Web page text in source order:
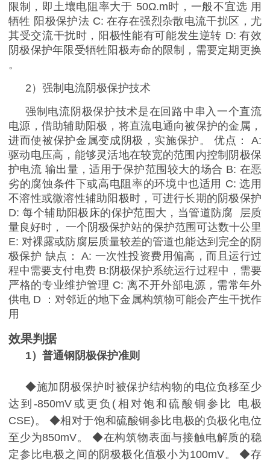
限制，即土壤电阻率大于 50Ω.m时，一般不宜选 用
牺牲 阳极保护法 C: 在存在强烈杂散电流干扰区，尤
其受交流干扰时，阳极性能有可能发生逆转 D:有效
阴极保护年限受牺牲阳极寿命的限制，需要定期更换
。
2 ）强制电流阴极保护技术
强制电流阴极保护技术是在回路中串入一个直流
电源，借助辅助阳极 ，将直流电通向被保护的金属，
进而使被保护金属变成阴极，实施保护。
优点：
A:
驱动电压高，能够灵活地在较宽的范围内控制阴极保
护电流 输出量，适用于保护范围较大的场合 B: 在恶
劣的腐蚀条件下或高电阻率的环境中也适用 C:选用
不溶性或微溶性辅助阳极时，可进行长期的阴极保护
D:每个辅助阳极床的保护范围大，当管道防腐
层质
量良好时，
一个阴极保护站的保护范围可达数十公里
E:对裸露或防腐层质量较差的管道也能达到完全的阴
极保护 缺点：A: 一次性投资费用偏高，而且运行过
程中需要支付电费 B:阴极保护系统运行过程中，需要
严格的专业维护管理 C:离不开外部电源，需常年外
供电 D
：对邻近的地下金属构筑物可能会产生干扰作
用
效果判据
1）普通钢阴极保护准则
◆施加阴极保护时被保护结构物的电位负移至少
达到-850mV 或更负 ( 相对饱和硫酸铜参比 电极
CSE) 。 ◆相对于饱和硫酸铜参比电极的负极化电位
至少为850mV。 ◆在构筑物表面与接触电解质的稳
定参比电极之间的阴极极化值极小为100mV。◆存